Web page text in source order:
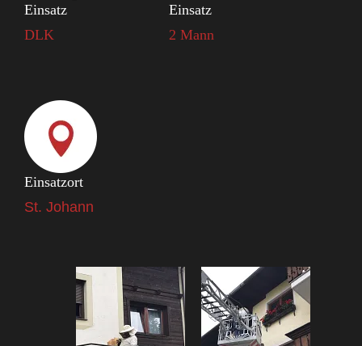
Einsatz
DLK
Einsatz
2 Mann
Einsatzort
St. Johann